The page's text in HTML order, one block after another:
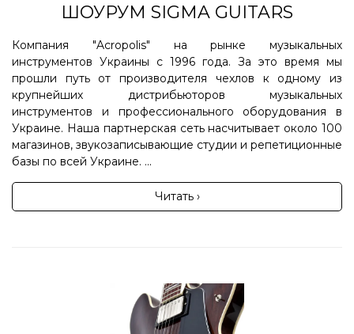
ШОУРУМ SIGMA GUITARS
Компания "Acropolis" на рынке музыкальных
инструментов Украины с 1996 года. За это время мы
прошли путь от производителя чехлов к одному из
крупнейших дистрибьюторов музыкальных
инструментов и профессионального оборудования в
Украине. Наша партнерская сеть насчитывает около 100
магазинов, звукозаписывающие студии и репетиционные
базы по всей Украине. ...
Читать ›